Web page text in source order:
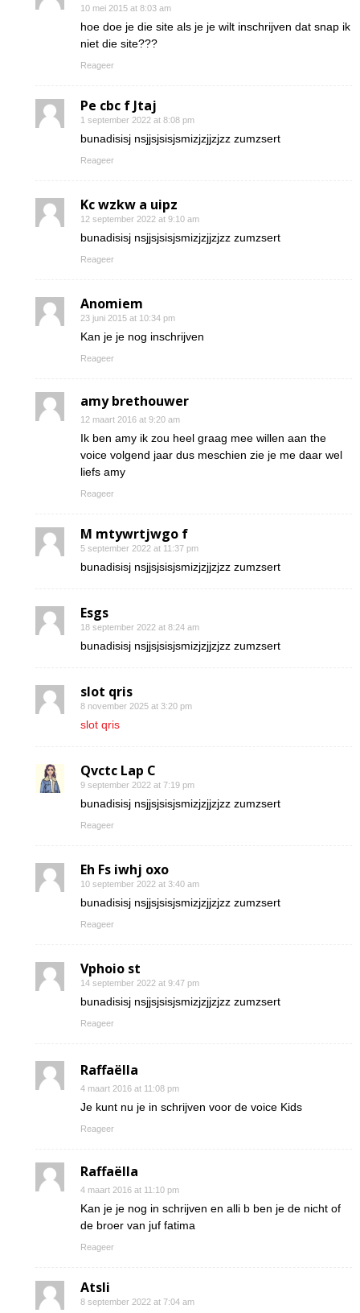
10 mei 2015 at 8:03 am
hoe doe je die site als je je wilt inschrijven dat snap ik
niet die site???
Reageer
Pe cbc f Jtaj
1 september 2022 at 8:08 pm
bunadisisj nsjjsjsisjsmizjzjjzjzz zumzsert
Reageer
Kc wzkw a uipz
12 september 2022 at 9:10 am
bunadisisj nsjjsjsisjsmizjzjjzjzz zumzsert
Reageer
Anomiem
23 juni 2015 at 10:34 pm
Kan je je nog inschrijven
Reageer
amy brethouwer
12 maart 2016 at 9:20 am
Ik ben amy ik zou heel graag mee willen aan the
voice volgend jaar dus meschien zie je me daar wel
liefs amy
Reageer
M mtywrtjwgo f
5 september 2022 at 11:37 pm
bunadisisj nsjjsjsisjsmizjzjjzjzz zumzsert
Esgs
18 september 2022 at 8:24 am
bunadisisj nsjjsjsisjsmizjzjjzjzz zumzsert
slot qris
8 november 2025 at 3:20 pm
slot qris
Qvctc Lap C
9 september 2022 at 7:19 pm
bunadisisj nsjjsjsisjsmizjzjjzjzz zumzsert
Reageer
Eh Fs iwhj oxo
10 september 2022 at 3:40 am
bunadisisj nsjjsjsisjsmizjzjjzjzz zumzsert
Reageer
Vphoio st
14 september 2022 at 9:47 pm
bunadisisj nsjjsjsisjsmizjzjjzjzz zumzsert
Reageer
Raffaëlla
4 maart 2016 at 11:08 pm
Je kunt nu je in schrijven voor de voice Kids
Reageer
Raffaëlla
4 maart 2016 at 11:10 pm
Kan je je nog in schrijven en alli b ben je de nicht of
de broer van juf fatima
Reageer
Atsli
8 september 2022 at 7:04 am